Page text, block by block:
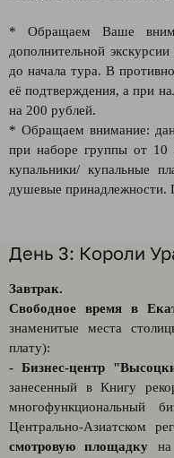
* Обращаем Ваше
дополнительной
до начала тура. В
её подтверждения, а при
на 200 рублей.
* Обращаем внимание:
при наборе группы от 10
купальники/ купальные
душевые
День 3: Короли
Завтрак.
Свободное время в
знаменитые места
плату):
- Бизнес-центр
занесенный в Книгу
многофункциональный
Центрально-Азиатском
смотровую площадку на